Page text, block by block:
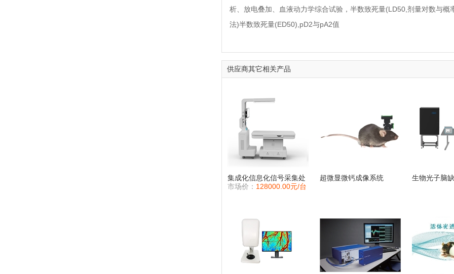
析、放电叠加、血液动力学综合试验，半数致死量(LD50, 剂量对数与概
法)半数致死量(ED50),pD2与pA2值
供应商其它相关产品
集成化信息化信号采集处
理系统、一体化生物医学
市场价： 128000.00元/台
超微显微钙成像系统
生物光子脑